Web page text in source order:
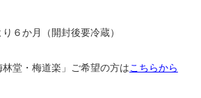
６か月（開封後要冷蔵）
堂・梅道楽」ご希望の方はこちらから